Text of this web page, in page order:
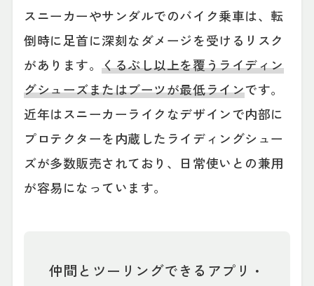
スニーカーやサンダルでのバイク乗車は、転
倒時に足首に深刻なダメージを受けるリスク
があります。くるぶし以上を覆うライディン
グシューズまたはブーツが最低ラインです。
近年はスニーカーライクなデザインで内部に
プロテクターを内蔵したライディングシュー
ズが多数販売されており、日常使いとの兼用
が容易になっています。
仲間とツーリングできるアプリ・